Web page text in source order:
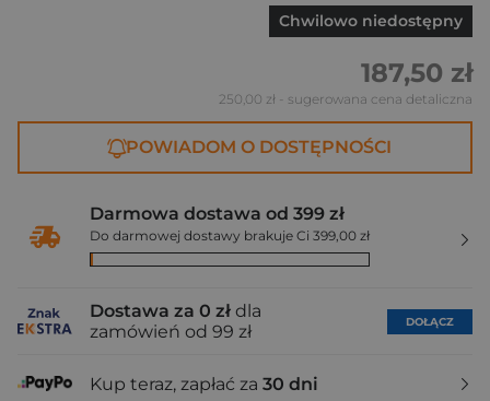
Chwilowo niedostępny
187,50 zł
250,00 zł - sugerowana cena detaliczna
POWIADOM O DOSTĘPNOŚCI
Darmowa dostawa od 399 zł
Do darmowej dostawy brakuje Ci 399,00 zł
Dostawa za 0 zł dla
zamówień od 99 zł
DOŁĄCZ
Kup teraz, zapłać za 30 dni